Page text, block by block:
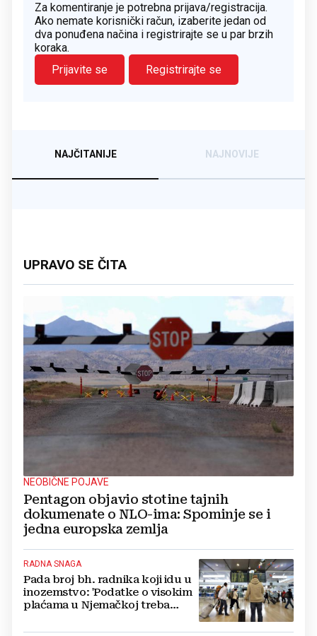
Za komentiranje je potrebna prijava/registracija.
Ako nemate korisnički račun, izaberite jedan od
dva ponuđena načina i registrirajte se u par brzih
koraka.
Prijavite se
Registrirajte se
NAJČITANIJE NAJNOVIJE
UPRAVO SE ČITA
NEOBIČNE POJAVE
Pentagon objavio stotine tajnih
dokumenate o NLO-ima: Spominje se i
jedna europska zemlja
RADNA SNAGA
Pada broj bh. radnika koji idu u
inozemstvo: 'Podatke o visokim
plaćama u Njemačkoj treba